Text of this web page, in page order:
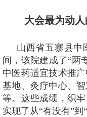
大会最为动
山西省五寨县中
间，该院建成了“两
中医药适宜技术推
基地、灸疗中心、
等。这些成绩，织
实现了从“有没有”到